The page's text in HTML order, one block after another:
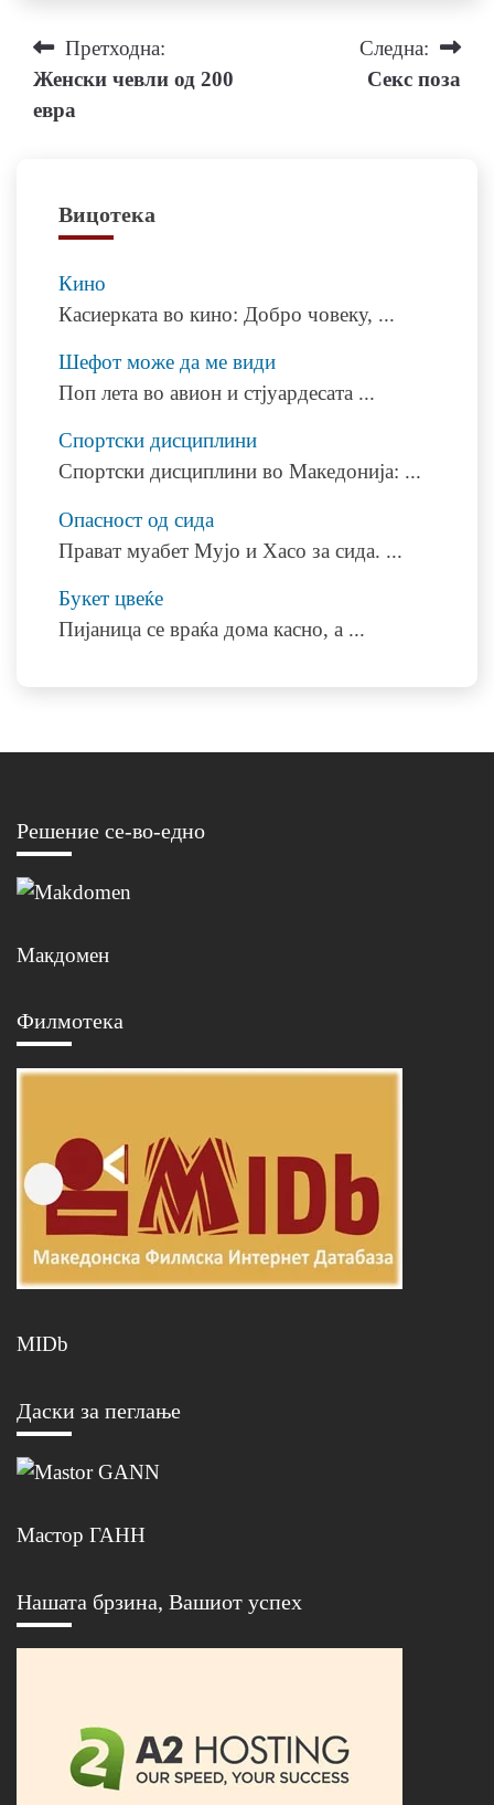
Навигација
на
Претходна:
Женски чевли од 200
евра
Следна:
Секс поза
Вицотека
Кино
Касиерката во кино: Добро човеку, ...
Шефот може да ме види
Поп лета во авион и стјуардесата ...
Спортски дисциплини
Спортски дисциплини во Македонија: ...
Опасност од сида
Прават муабет Мујо и Хасо за сида. ...
Букет цвеќе
Пијаница се враќа дома касно, а ...
Решение се-во-едно
Макдомен
Филмотека
MIDb
Даски за пеглање
Мастор ГАНН
Нашата брзина, Вашиот успех